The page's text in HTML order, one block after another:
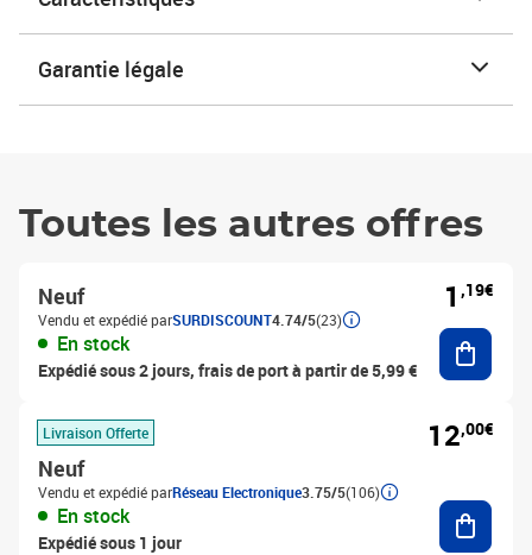
Garantie légale
Toutes les autres offres
Neuf
Vendu et expédié parSURDISCOUNT4.74/5(23)
En stock
Expédié sous 2 jours, frais de port à partir de 5,99 €
1 ,19€
Livraison Offerte
Neuf
Vendu et expédié parRéseau Electronique3.75/5(106)
En stock
Expédié sous 1 jour
12,00€